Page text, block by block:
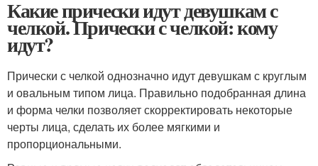
Какие прически идут девушкам с
челкой. Прически с челкой: кому
идут?
Прически с челкой однозначно идут девушкам с круглым
и овальным типом лица. Правильно подобранная длина
и форма челки позволяет скорректировать некоторые
черты лица, сделать их более мягкими и
пропорциональными.